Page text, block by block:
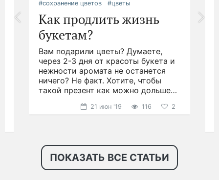
#сохранение цветов #цветы
Как продлить жизнь
букетам?
Вам подарили цветы? Думаете,
через 2-3 дня от красоты букета и
нежности аромата не останется
ничего? Не факт. Хотите, чтобы
такой презент как можно дольше
ПОКАЗАТЬ ВСЕ СТАТЬИ